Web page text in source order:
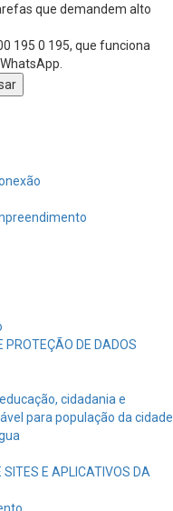
que demandem alto
195 0 195, que funciona
PROTEÇÃO DE DADOS
cidadania e
para população da cidade
SITES E APLICATIVOS DA